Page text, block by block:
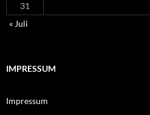
31
« Juli
IMPRESSUM
Impressum